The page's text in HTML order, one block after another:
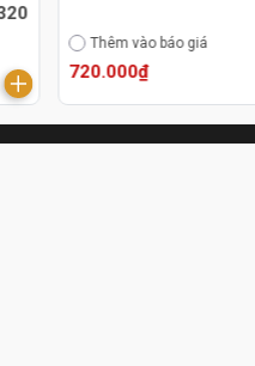
Thêm vào báo giá
720.000₫